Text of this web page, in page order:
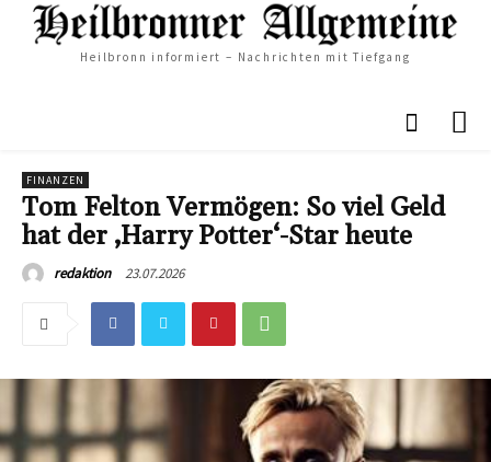
Heilbronn informiert – Nachrichten mit Tiefgang
FINANZEN
Tom Felton Vermögen: So viel Geld
hat der ‚Harry Potter‘-Star heute
redaktion 23.07.2026